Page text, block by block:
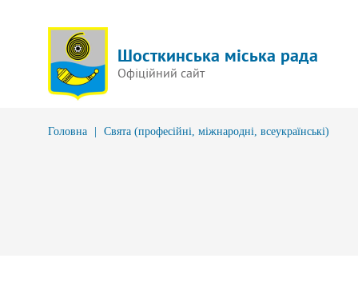
Шосткинська міська рада
Офіційний сайт
Головна Свята (професійні, міжнародні, всеукраїнські)